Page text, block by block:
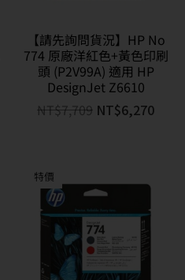
【請先詢問貨況】HP No
774 原廠洋紅色+黃色印刷
頭 (P2V99A) 適用 HP
DesignJet Z6610
NT$7,709 NT$6,270
特價